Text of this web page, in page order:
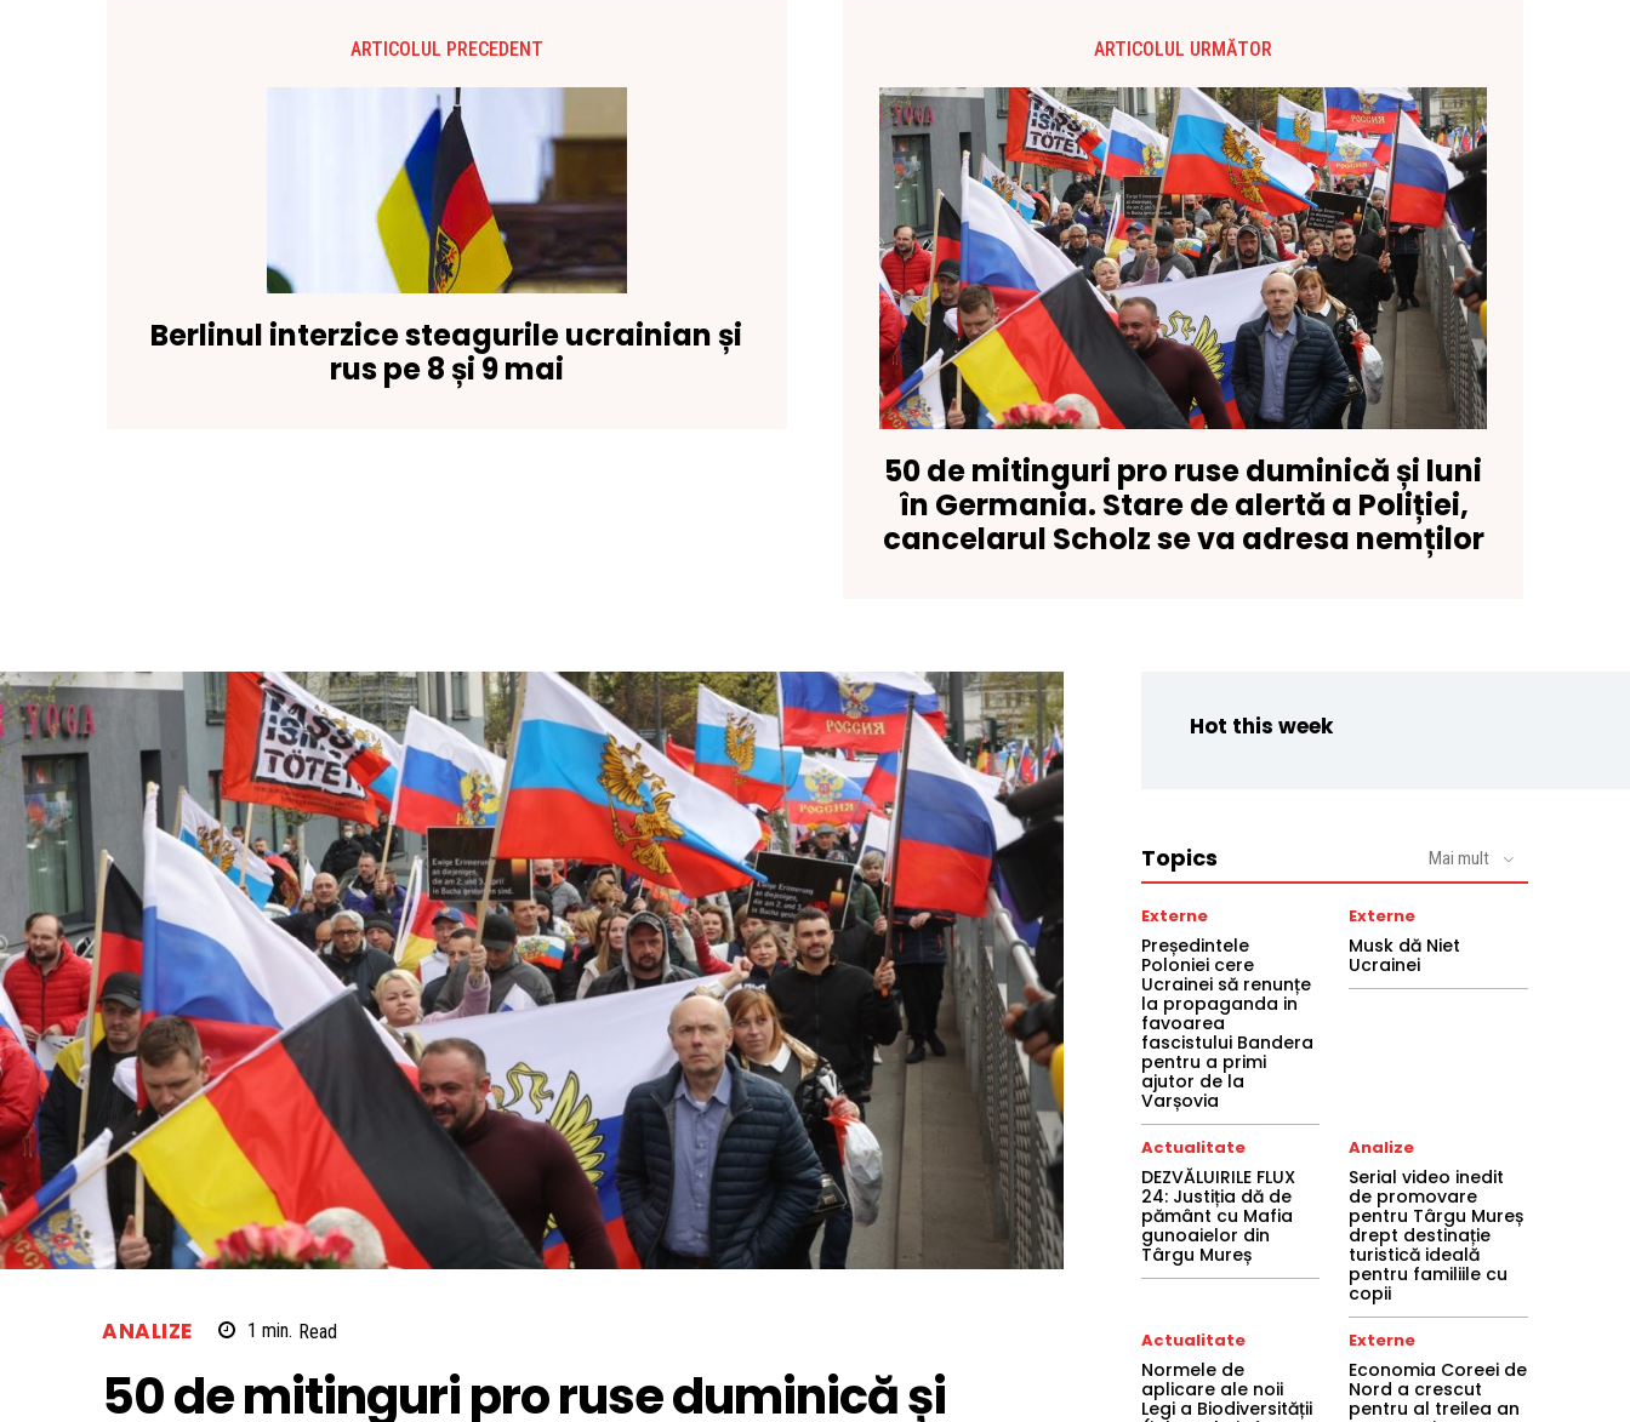
ARTICOLUL PRECEDENT
Berlinul interzice steagurile ucrainian și
rus pe 8 și 9 mai
ARTICOLUL URMĂTOR
50 de mitinguri pro ruse duminică și luni
în Germania. Stare de alertă a Poliției,
cancelarul Scholz se va adresa nemților